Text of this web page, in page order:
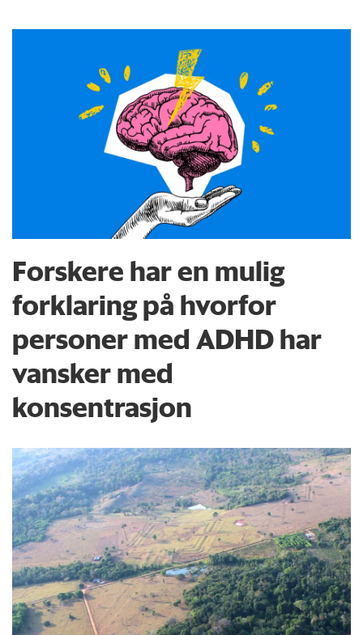
Forskere har en mulig
forklaring på hvorfor
personer med ADHD har
vansker med
konsentrasjon